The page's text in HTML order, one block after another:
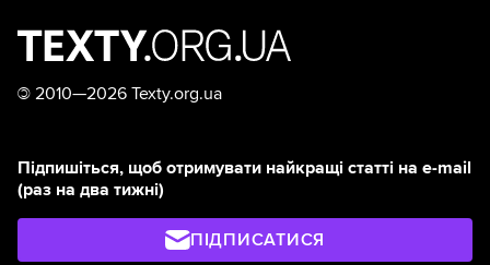
© 2010—2026 Texty.org.ua
Підпишіться, щоб отримувати найкращі статті на e-mail
(раз на два тижні)
ПІДПИСАТИСЯ